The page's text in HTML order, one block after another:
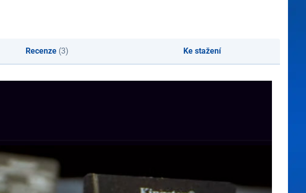
Recenze(3) Ke stažení